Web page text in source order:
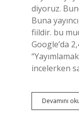
diyoruz.
Buna
fiildir. bu
Google’da
incelerken
Devamını